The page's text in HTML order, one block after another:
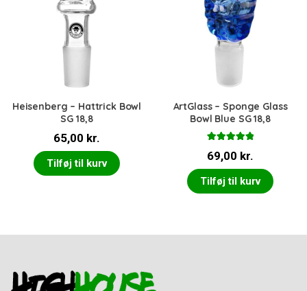
Heisenberg – Hattrick Bowl
SG 18,8
65,00 kr.
Tilføj til kurv
ArtGlass – Sponge Glass
Bowl Blue SG 18,8
5.00ud af 5
69,00 kr.
Tilføj til kurv